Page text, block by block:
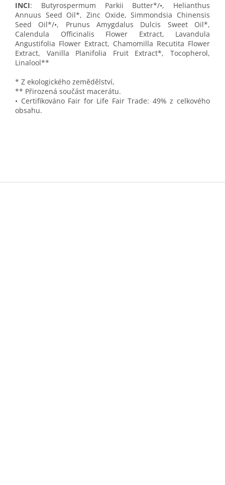
INCI: Butyrospermum Parkii Butter*/•, Helianthus
Annuus Seed Oil*, Zinc Oxide, Simmondsia Chinensis
Seed Oil*/•, Prunus Amygdalus Dulcis Sweet Oil*,
Calendula Officinalis Flower Extract, Lavandula
Angustifolia Flower Extract, Chamomilla Recutita Flower
Extract, Vanilla Planifolia Fruit Extract*, Tocopherol,
Linalool**
* Z ekologického zemědělství,
** Přirozená součást macerátu.
• Certifikováno Fair for Life Fair Trade: 49% z celkového
obsahu.
Z